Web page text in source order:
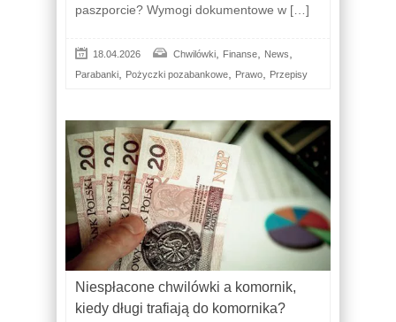
paszporcie? Wymogi dokumentowe w […]
18.04.2026 Chwilówki Finanse News
Parabanki Pożyczki pozabankowe Prawo Przepisy
Niespłacone chwilówki a komornik,
kiedy długi trafiają do komornika?